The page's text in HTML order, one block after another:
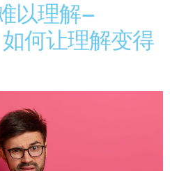
以理解–
何让理解变得